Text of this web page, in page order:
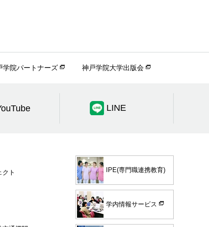
学院パートナーズ 神戸学院大学出版会
LINE
ト
IPE(専門職連携教育)
学内情報サービス